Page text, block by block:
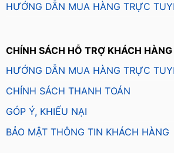
HƯỚNG DẪN MUA HÀNG TRỰC
CHÍNH SÁCH HỖ TRỢ KHÁCH HÀNG
HƯỚNG DẪN MUA HÀNG TRỰC
CHÍNH SÁCH THANH TOÁN
GÓP Ý, KHIẾU NẠI
BẢO MẬT THÔNG TIN KHÁCH HÀNG